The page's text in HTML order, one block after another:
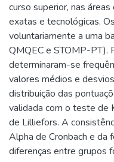
curso superior, nas
exatas e tecnológicas.
voluntariamente a uma
QMQEC e STOMP-PT).
determinaram-se
valores médios e
distribuição das
validada com o teste de
de Lilliefors. A
Alpha de Cronbach e da
diferenças entre grupos